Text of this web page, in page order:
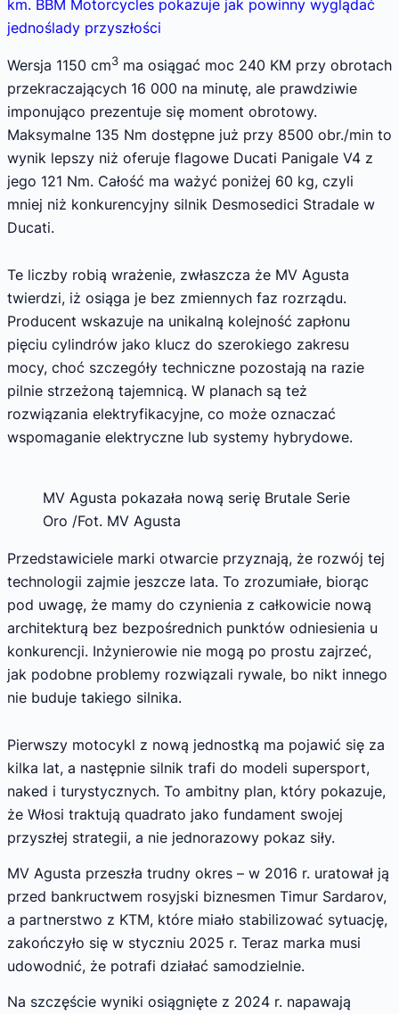
km. BBM Motorcycles pokazuje jak powinny wyglądać
jednoślady przyszłości
Wersja 1150 cm3 ma osiągać moc 240 KM przy obrotach
przekraczających 16 000 na minutę, ale prawdziwie
imponująco prezentuje się moment obrotowy.
Maksymalne 135 Nm dostępne już przy 8500 obr./min to
wynik lepszy niż oferuje flagowe Ducati Panigale V4 z
jego 121 Nm. Całość ma ważyć poniżej 60 kg, czyli
mniej niż konkurencyjny silnik Desmosedici Stradale w
Ducati.
Te liczby robią wrażenie, zwłaszcza że MV Agusta
twierdzi, iż osiąga je bez zmiennych faz rozrządu.
Producent wskazuje na unikalną kolejność zapłonu
pięciu cylindrów jako klucz do szerokiego zakresu
mocy, choć szczegóły techniczne pozostają na razie
pilnie strzeżoną tajemnicą. W planach są też
rozwiązania elektryfikacyjne, co może oznaczać
wspomaganie elektryczne lub systemy hybrydowe.
MV Agusta pokazała nową serię Brutale Serie
Oro /Fot. MV Agusta
Przedstawiciele marki otwarcie przyznają, że rozwój tej
technologii zajmie jeszcze lata. To zrozumiałe, biorąc
pod uwagę, że mamy do czynienia z całkowicie nową
architekturą bez bezpośrednich punktów odniesienia u
konkurencji. Inżynierowie nie mogą po prostu zajrzeć,
jak podobne problemy rozwiązali rywale, bo nikt innego
nie buduje takiego silnika.
Pierwszy motocykl z nową jednostką ma pojawić się za
kilka lat, a następnie silnik trafi do modeli supersport,
naked i turystycznych. To ambitny plan, który pokazuje,
że Włosi traktują quadrato jako fundament swojej
przyszłej strategii, a nie jednorazowy pokaz siły.
MV Agusta przeszła trudny okres – w 2016 r. uratował ją
przed bankructwem rosyjski biznesmen Timur Sardarov,
a partnerstwo z KTM, które miało stabilizować sytuację,
zakończyło się w styczniu 2025 r. Teraz marka musi
udowodnić, że potrafi działać samodzielnie.
Na szczęście wyniki osiągnięte z 2024 r. napawają